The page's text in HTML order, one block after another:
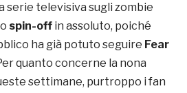
serie televisiva sugli zombie
spin-offin assoluto, poiché
ha già potuto seguire Fear
quanto concerne la nona
settimane, purtroppo i fan